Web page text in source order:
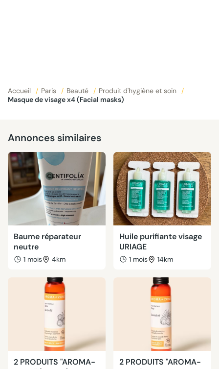
Accueil / Paris / Beauté / Produit d'hygiène et soin
/
Masque de visage x4 (Facial masks)
Annonces similaires
Baume réparateur
neutre
1 mois 4km
Huile purifiante visage
URIAGE
1 mois 14km
2 PRODUITS "AROMA-
2 PRODUITS "AROMA-